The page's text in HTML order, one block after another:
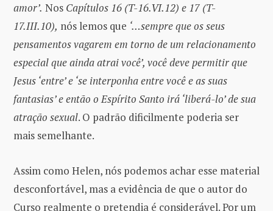
amor’. Nos Capítulos 16 (T-16.VI.12) e 17 (T-
17.III.10), nós lemos que ‘…sempre que os seus
pensamentos vagarem em torno de um relacionamento
especial que ainda atrai você’, você deve permitir que
Jesus ‘entre’ e ‘se interponha entre você e as suas
fantasias’ e então o Espírito Santo irá ‘liberá-lo’ de sua
atração sexual. O padrão dificilmente poderia ser
mais semelhante.
Assim como Helen, nós podemos achar esse material
desconfortável, mas a evidência de que o autor do
Curso realmente o pretendia é considerável. Por um